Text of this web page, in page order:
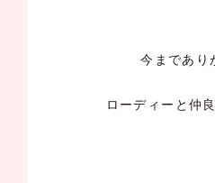
今まであり
ローディーと仲